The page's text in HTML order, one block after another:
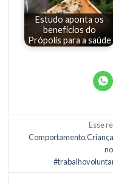
Estudo aponta os
benefícios do
Própolis para a saúde
Esse
Comportamento,